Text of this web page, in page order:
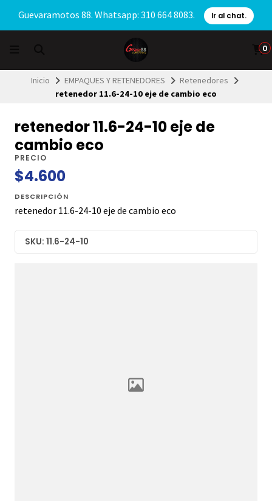
Guevaramotos 88. Whatsapp: 310 664 8083. Ir al chat.
0
Inicio EMPAQUES Y RETENEDORES
Retenedores
retenedor 11.6-24-10 eje de cambio eco
retenedor 11.6-24-10 eje de
cambio eco
PRECIO
$4.600
DESCRIPCIÓN
retenedor 11.6-24-10 eje de cambio eco
SKU: 11.6-24-10